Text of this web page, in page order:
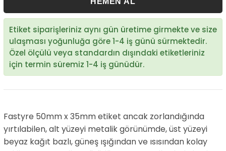
Etiket siparişleriniz aynı gün üretime girmekte ve size
ulaşması yoğunluğa göre 1-4 iş günü sürmektedir.
Özel ölçülü veya standardın dışındaki etiketleriniz
için termin süremiz 1-4 iş günüdür.
Fastyre 50mm x 35mm etiket ancak zorlandığında
yırtılabilen, alt yüzeyi metalik görünümde, üst yüzeyi
beyaz kağıt bazlı, güneş ışığından ve ısısından kolay